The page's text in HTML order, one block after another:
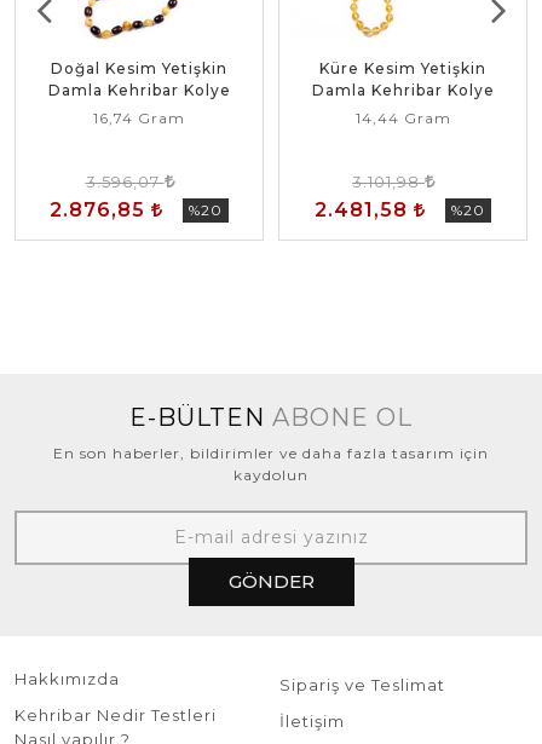
Doğal Kesim Yetişkin
Damla Kehribar Kolye
16,74 Gram
3.596,07
2.876,85 %20
Küre Kesim Yetişkin
Damla Kehribar Kolye
14,44 Gram
3.101,98
2.481,58 %20
E-BÜLTEN ABONE OL
En son haberler, bildirimler ve daha fazla tasarım için
kaydolun
GÖNDER
Hakkımızda
Kehribar Nedir Testleri
Nasıl yapılır ?
Sipariş ve Teslimat
İletişim